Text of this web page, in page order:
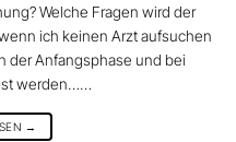
Welche Fragen wird der
ich keinen Arzt aufsuchen
der Anfangsphase und bei
werden……
→